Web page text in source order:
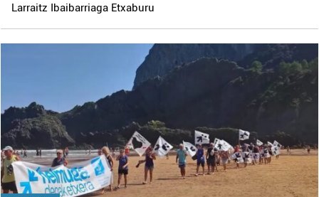
Larraitz Ibaibarriaga Etxaburu